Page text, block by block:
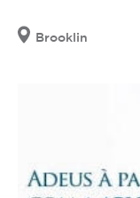
Brooklin